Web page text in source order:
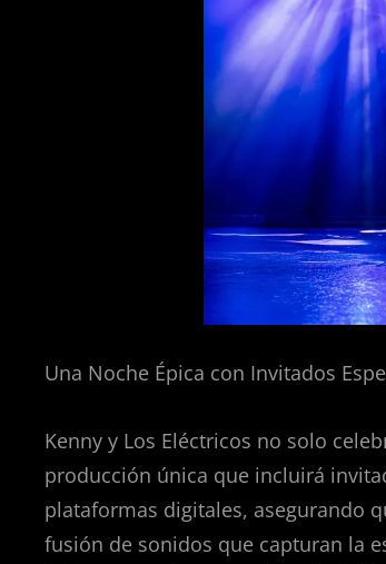
Una Noche Épica con Invitados
Kenny y Los Eléctricos no solo
producción única que incluirá
plataformas digitales, asegurando
fusión de sonidos que capturan la